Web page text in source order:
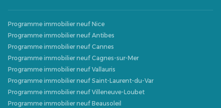
Programme immobilier neuf Nice
Programme immobilier neuf Antibes
Programme immobilier neuf Cannes
Programme immobilier neuf Cagnes-sur-Mer
Programme immobilier neuf Vallauris
Programme immobilier neuf Saint-Laurent-du-Var
Programme immobilier neuf Villeneuve-Loubet
Programme immobilier neuf Beausoleil